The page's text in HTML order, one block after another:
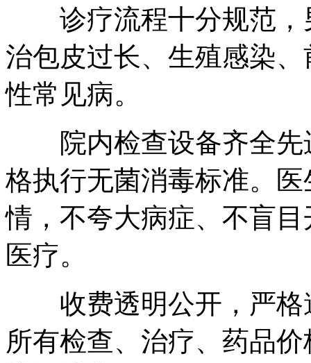
诊疗流程十分规范，
治包皮过长、生殖感染
性常见病。
院内检查设备齐全先
格执行无菌消毒标准。
情，不夸大病症、不盲
医疗。
收费透明公开，严格
所有检查、治疗、药品